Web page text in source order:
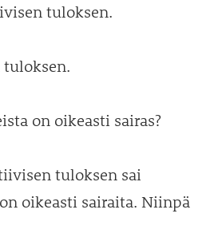
tuloksen.
tuloksen.
on oikeasti sairas?
tuloksen sai
oikeasti sairaita. Niinpä